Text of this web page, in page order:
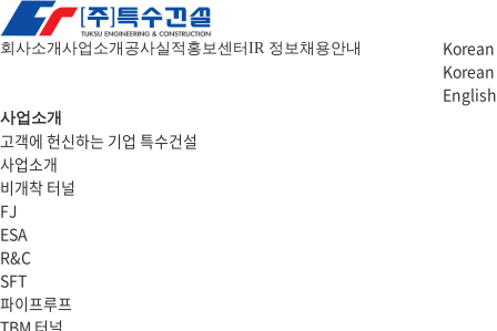
회사소개 사업소개 공사실적 홍보센터 IR 정보채용안내
Korean
Korean
English
사업소개
고객에 헌신하는 기업 특수건설
사업소개
비개착 터널
FJ
ESA
R&C
SFT
파이프루프
TBM 터널